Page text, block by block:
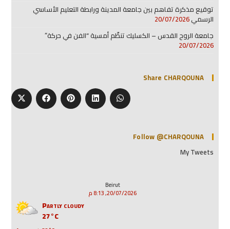
توقيع مذكرة تفاهم بين جامعة المدينة ورابطة التعليم الأساسي
الرسمي20/07/2026
جامعة الروح القدس – الكسليك تنظّم أمسية “الفن في حركة”
20/07/2026
Share CHARQOUNA
Follow @CHARQOUNA
My Tweets
Beirut
20/07/2026, 8:13 م
Partly cloudy
27°C